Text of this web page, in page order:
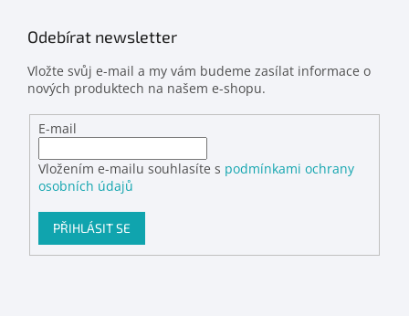
Odebírat newsletter
Vložte svůj e-mail a my vám budeme zasílat informace o
nových produktech na našem e-shopu.
E-mail
Vložením e-mailu souhlasíte s podmínkami ochrany
osobních údajů
PŘIHLÁSIT SE